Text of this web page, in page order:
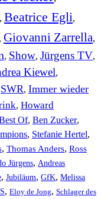
, Beatrice Egli,
, Giovanni Zarrella,
, Show, Jürgens TV,
Kiewel,
SWR, Immer wieder
, Howard
Of, Ben Zucker,
, Stefanie Hertel,
, Thomas Anders, Ross
Jürgens, Andreas
, Jubiläum, GfK, Melissa
, Eloy de Jong, Schlager des